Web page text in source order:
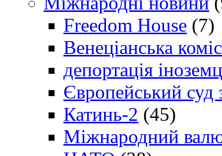
Freedom House (7)
Венеціанська
депортація
Європейський
Катинь-2 (45)
Міжнародний